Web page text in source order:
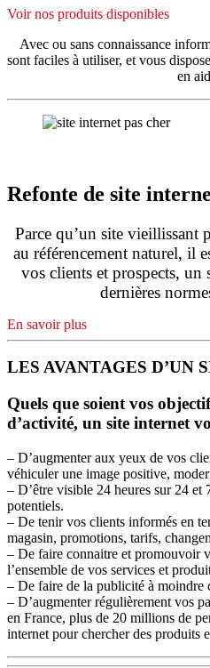
Voir nos produits disponibles
Avec ou sans connaissance
sont faciles à utiliser, et vous
en
Refonte de site
Parce qu’un site vieillissant
au référencement naturel, il
vos clients et prospects, un
dernières
En savoir plus
LES AVANTAGES D’UN
Quels que soient vos
d’activité, un site internet
– D’augmenter aux yeux de vos
véhiculer une image positive,
– D’être visible 24 heures sur 24 et
potentiels.
– De tenir vos clients informés en
magasin, promotions, tarifs,
– De faire connaitre et promouvoir
l’ensemble de vos services et
– De faire de la publicité à moindre
– D’augmenter régulièrement vos
en France, plus de 20 millions de
internet pour chercher des produits